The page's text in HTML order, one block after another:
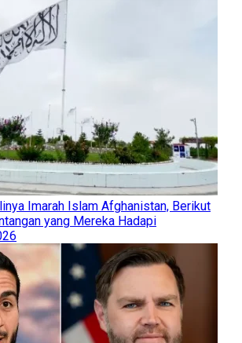
Imarah Islam Afghanistan, Berikut
yang Mereka Hadapi